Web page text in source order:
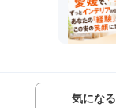
気になる